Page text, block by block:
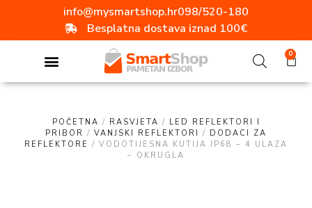
info@mysmartshop.hr098/520-180
Besplatna dostava iznad 100€
0
POČETNA / RASVJETA / LED REFLEKTORI I
PRIBOR / VANJSKI REFLEKTORI / DODACI ZA
REFLEKTORE / VODOTIJESNA KUTIJA IP68 – 4 ULAZA
– OKRUGLA